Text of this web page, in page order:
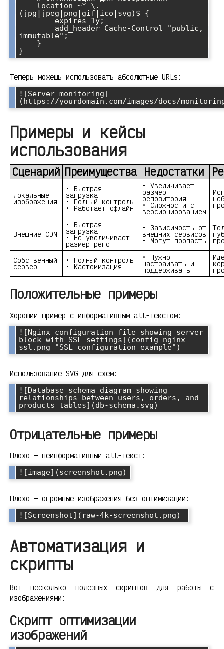
(jpg|jpeg|png|gif|ico|svg)$ {
        expires 1y;
immutable";
}
Теперь можешь использовать абсолютные URLs:
![Server monitoring]
(https://yourdomain.com/images/docs/
Примеры и кейсы
использования
Сценарий Преимущества Недостатки
Локальные
изображения
• Быстрая
загрузка
• Полный контроль
• Работает офлайн
• Увеличивает
размер
репозитория
• Сложности с
версионированием
Внешние CDN
• Быстрая
загрузка
• Не увеличивает
размер репо
• Зависимость от
внешних сервисов
• Могут пропасть
Собственный
сервер
• Полный контроль
• Кастомизация
• Нужно
настраивать и
поддерживать
Положительные примеры
Хороший пример с информативным alt-текстом:
![Nginx configuration file showing server
block with SSL settings](config-nginx-
ssl.png "SSL configuration example")
Использование SVG для схем:
![Database schema diagram showing
relationships between users, orders, and
products tables](db-schema.svg)
Отрицательные примеры
Плохо — неинформативный alt-текст:
![image](screenshot.png)
Плохо — огромные изображения без оптимизации:
![Screenshot](raw-4k-screenshot.png)
Автоматизация и
скрипты
Вот несколько полезных скриптов для работы с
изображениями:
Скрипт оптимизации
изображений